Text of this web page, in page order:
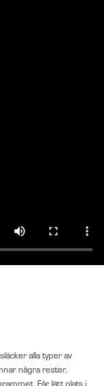
alla typer av
några rester.
Får lätt plats i